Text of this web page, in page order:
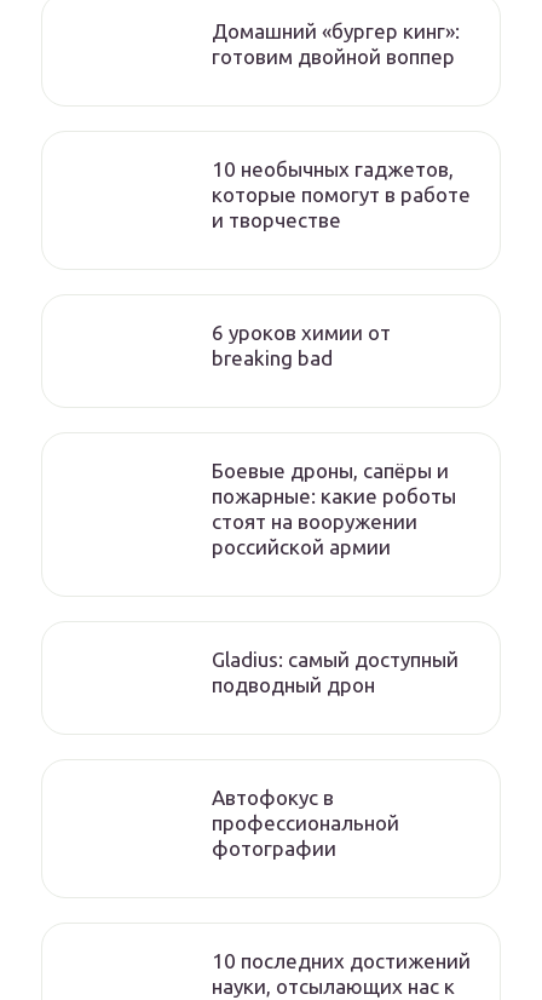
Домашний «бургер кинг»:
готовим двойной воппер
10 необычных гаджетов,
которые помогут в работе
и творчестве
6 уроков химии от
breaking bad
Боевые дроны, сапёры и
пожарные: какие роботы
стоят на вооружении
российской армии
Gladius: самый доступный
подводный дрон
Автофокус в
профессиональной
фотографии
10 последних достижений
науки, отсылающих нас к